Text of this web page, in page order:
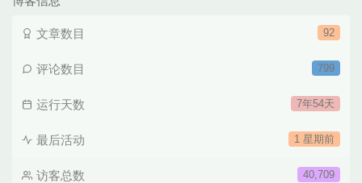
92
文章数目
799
评论数目
7年54天
运行天数
1 星期前
最后活动
40,709
访客总数